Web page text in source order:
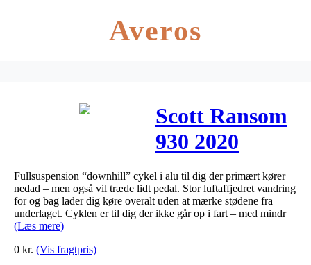
Averos
Scott Ransom
930 2020
Fullsuspension “downhill” cykel i alu til dig der primært kører
nedad – men også vil træde lidt pedal. Stor luftaffjedret vandring
for og bag lader dig køre overalt uden at mærke stødene fra
underlaget. Cyklen er til dig der ikke går op i fart – med mindr
(Læs mere)
0 kr. (Vis fragtpris)